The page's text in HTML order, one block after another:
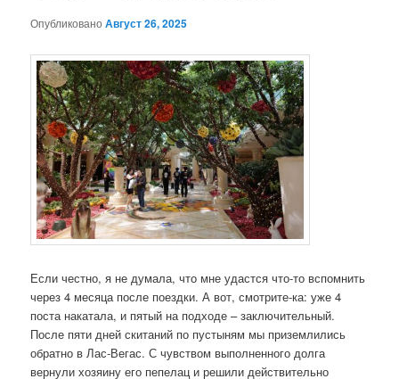
содержимому
ОпубликованоАвгуст 26, 2025
Если честно, я не думала, что мне удастся что-то вспомнить
через 4 месяца после поездки. А вот, смотрите-ка: уже 4
поста накатала, и пятый на подходе – заключительный.
После пяти дней скитаний по пустыням мы приземлились
обратно в Лас-Вегас. С чувством выполненного долга
вернули хозяину его пепелац и решили действительно